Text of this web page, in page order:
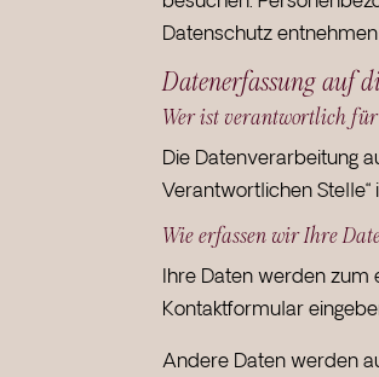
Datenschutz
Datenerfassung auf
Wer ist verantwortlich für
Die Datenverarbeitung
Verantwortlichen
Wie erfassen wir Ihre
Ihre Daten werden zum
Kontaktformular
Andere Daten werden